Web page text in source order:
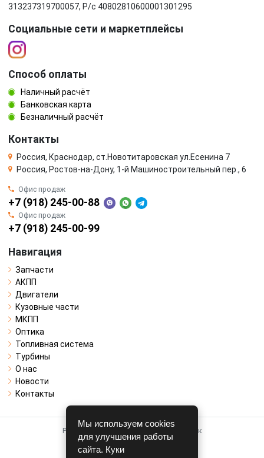
313237319700057, Р/c 40802810600001301295
Социальные сети и маркетплейсы
Способ оплаты
Наличный расчёт
Банковская карта
Безналичный расчёт
Контакты
Россия, Краснодар, ст.Новотитаровская ул.Есенина 7
Россия, Ростов-на-Дону, 1-й Машиностроительный пер., 6
Офис продаж
+7 (918) 245-00-88
Офис продаж
+7 (918) 245-00-99
Навигация
Запчасти
АКПП
Двигатели
Кузовные части
МКПП
Оптика
Топливная система
Турбины
О нас
Новости
Контакты
Работает на системе для авторазборок
CARRO.БИЗНЕС
Мы используем cookies
для улучшения работы
сайта. Куки